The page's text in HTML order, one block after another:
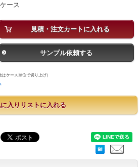
ケース
見積・注文カートに入れる
サンプル依頼する
ケース単位で切り上げ）
入りリストに入れる